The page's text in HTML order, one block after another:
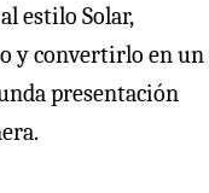
estilo Solar,
y convertirlo en un
presentación